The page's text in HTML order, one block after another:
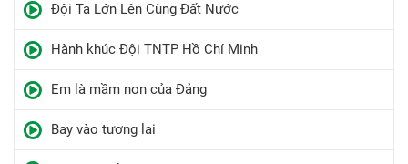
Đội Ta Lớn Lên Cùng Đất Nước
Hành khúc Đội TNTP Hồ Chí Minh
Em là mầm non của Đảng
Bay vào tương lai